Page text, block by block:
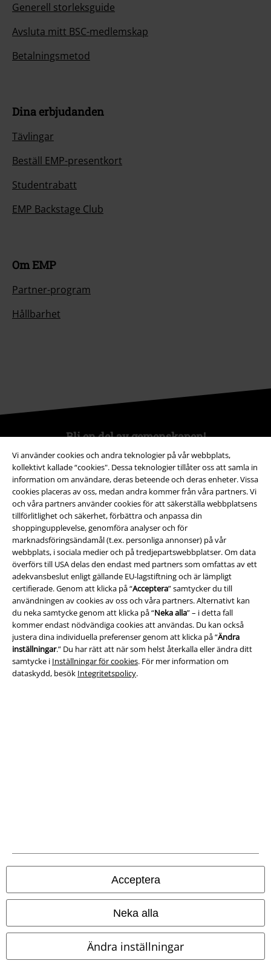
Vi använder cookies och andra teknologier på vår webbplats,
kollektivt kallade “cookies". Dessa teknologier tillåter oss att samla in
information om användare, deras beteende och deras enheter. Vissa
cookies placeras av oss, medan andra kommer från våra partners. Vi
och våra partners använder cookies för att säkerställa webbplatsens
tillförlitlighet och säkerhet, förbättra och anpassa din
shoppingupplevelse, genomföra analyser och för
marknadsföringsändamål (t.ex. personliga annonser) på vår
webbplats, i sociala medier och på tredjepartswebbplatser. Om data
överförs till USA delas den endast med partners som omfattas av ett
adekvansbeslut enligt gällande EU-lagstiftning och är lämpligt
certifierade. Genom att klicka på “Acceptera” samtycker du till
användningen av cookies av oss och våra partners. Alternativt kan
du neka samtycke genom att klicka på “Neka alla” – i detta fall
kommer endast nödvändiga cookies att användas. Du kan också
justera dina individuella preferenser genom att klicka på “Ändra
inställningar.” Du har rätt att när som helst återkalla eller ändra ditt
samtycke i Inställningar för cookies. För mer information om
dataskydd, besök Integritetspolicy.
Acceptera
Neka alla
Ändra inställningar
Generell storleksguide
Avsluta mitt BSC-medlemskap
Betalningsmetod
Dina erbjudanden
Tävlingar
Beställ EMP-presentkort
Studentrabatt
EMP Backstage Club
Om EMP
Partner-program
Hållbarhet
Bli en del av gemenskapen!
Betalningsmetod
Frakt